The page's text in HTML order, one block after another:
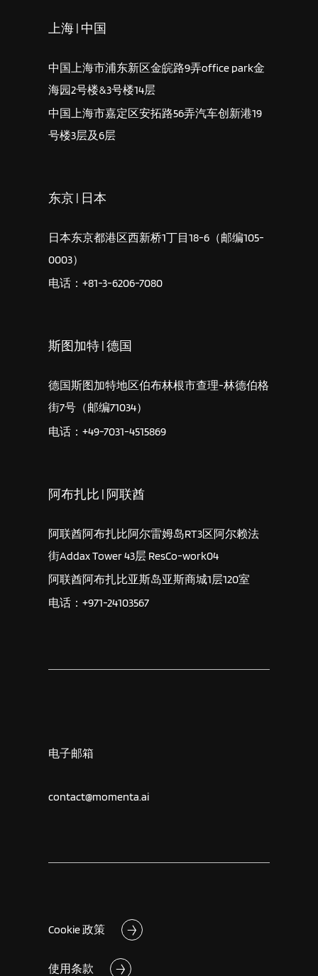
上海 | 中国
中国上海市浦东新区金皖路9弄office park金
海园2号楼&3号楼14层
中国上海市嘉定区安拓路56弄汽车创新港19
号楼3层及6层
东京 | 日本
日本东京都港区西新桥1丁目18-6（邮编105-
0003）
电话：+81-3-6206-7080
斯图加特 | 德国
德国斯图加特地区伯布林根市查理-林德伯格
街7号（邮编71034）
电话：+49-7031-4515869
阿布扎比 | 阿联酋
阿联酋阿布扎比阿尔雷姆岛RT3区阿尔赖法
街Addax Tower 43层 ResCo-work04
阿联酋阿布扎比亚斯岛亚斯商城1层120室
电话：+971-24103567
电子邮箱
contact@momenta.ai
Cookie 政策
使用条款